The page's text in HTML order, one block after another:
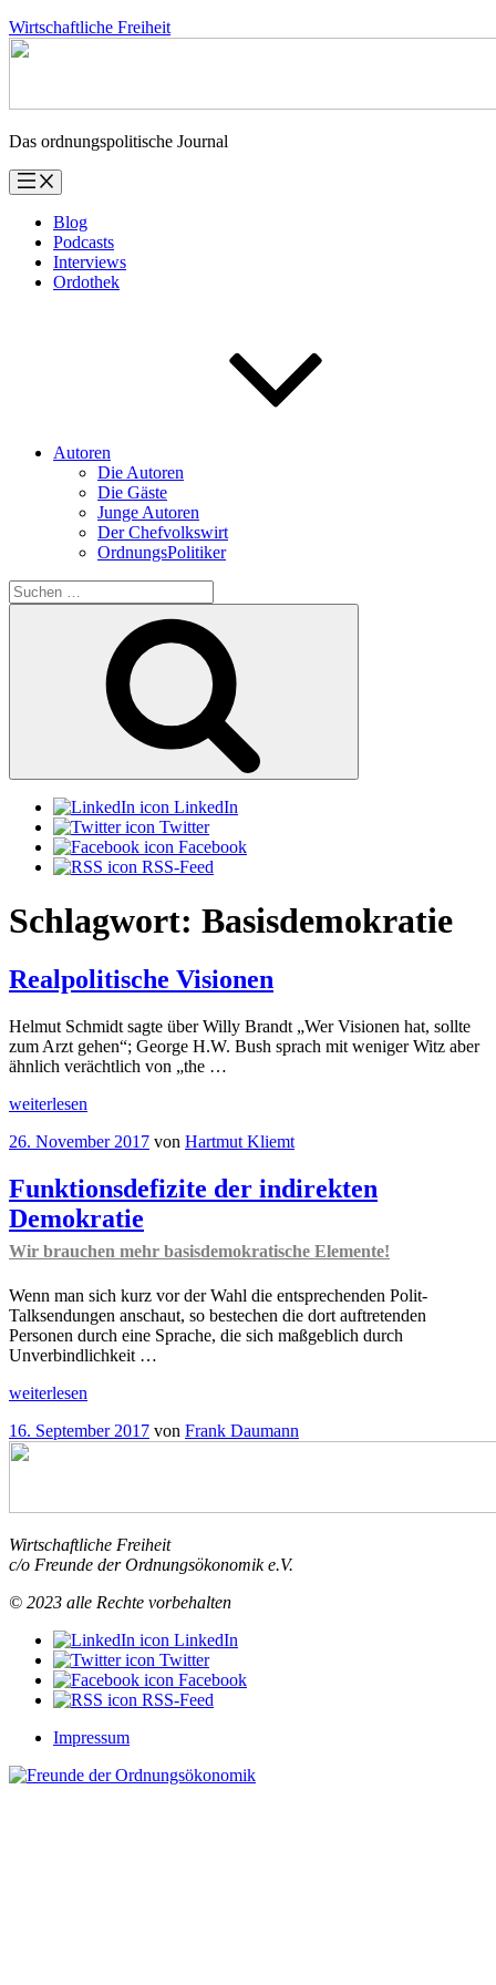
Zum
Inhalt
Wirtschaftliche Freiheit
Das ordnungspolitische Journal
Blog
Podcasts
Interviews
Ordothek
Autoren
Die Autoren
Die Gäste
Junge Autoren
Der Chefvolkswirt
OrdnungsPolitiker
Suchen
nach:
LinkedIn
Twitter
Facebook
RSS-Feed
Schlagwort: Basisdemokratie
Realpolitische Visionen
Helmut Schmidt sagte über Willy Brandt „Wer Visionen hat, sollte
zum Arzt gehen“; George H.W. Bush sprach mit weniger Witz aber
ähnlich verächtlich von „the …
„Realpolitische
weiterlesen
Veröffentlicht
26. November 2017 von Hartmut Kliemt
Funktionsdefizite der indirekten
Demokratie
Wir brauchen mehr basisdemokratische Elemente!
Wenn man sich kurz vor der Wahl die entsprechenden Polit-
Talksendungen anschaut, so bestechen die dort auftretenden
Personen durch eine Sprache, die sich maßgeblich durch
Unverbindlichkeit …
„Funktionsdefizite
indirekten
Demokratie
mehr
Elemente!“
weiterlesen
Veröffentlicht
am
16. September 2017 von Frank Daumann
Wirtschaftliche Freiheit
c/o Freunde der Ordnungsökonomik e.V.
© 2023 alle Rechte vorbehalten
LinkedIn
Twitter
Facebook
RSS-Feed
Impressum